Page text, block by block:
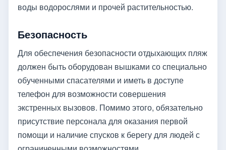
воды водорослями и прочей растительностью.
Безопасность
Для обеспечения безопасности отдыхающих пляж
должен быть оборудован вышками со специально
обученными спасателями и иметь в доступе
телефон для возможности совершения
экстренных вызовов. Помимо этого, обязательно
присутствие персонала для оказания первой
помощи и наличие спусков к берегу для людей с